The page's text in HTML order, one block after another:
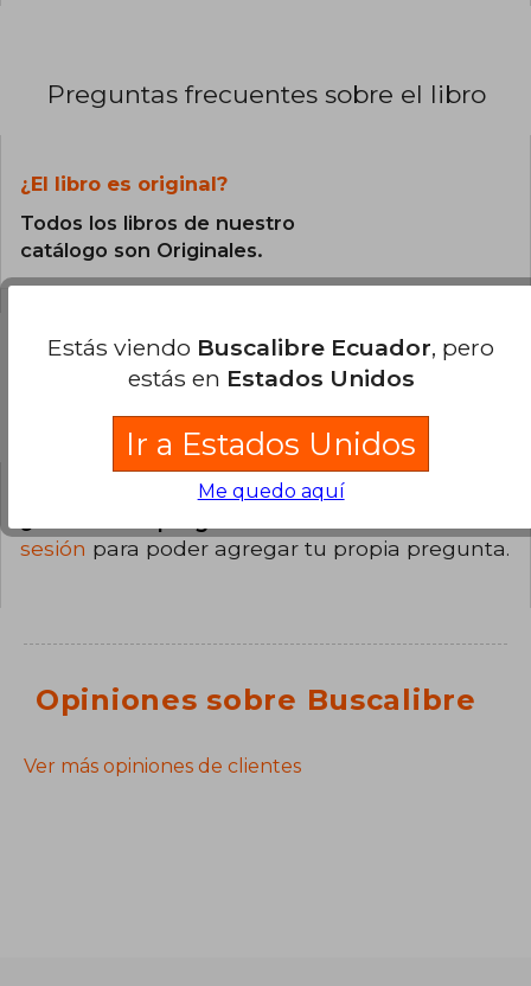
Preguntas frecuentes sobre el libro
¿El libro es original?
Todos los libros de nuestro
catálogo son Originales.
Preguntas y respuestas sobre el libro
sesión para poder agregar tu propia pregunta.
Opiniones sobre Buscalibre
Ver más opiniones de clientes
Estás viendo Buscalibre Ecuador, pero
estás en Estados Unidos
Ir a Estados Unidos
Me quedo aquí